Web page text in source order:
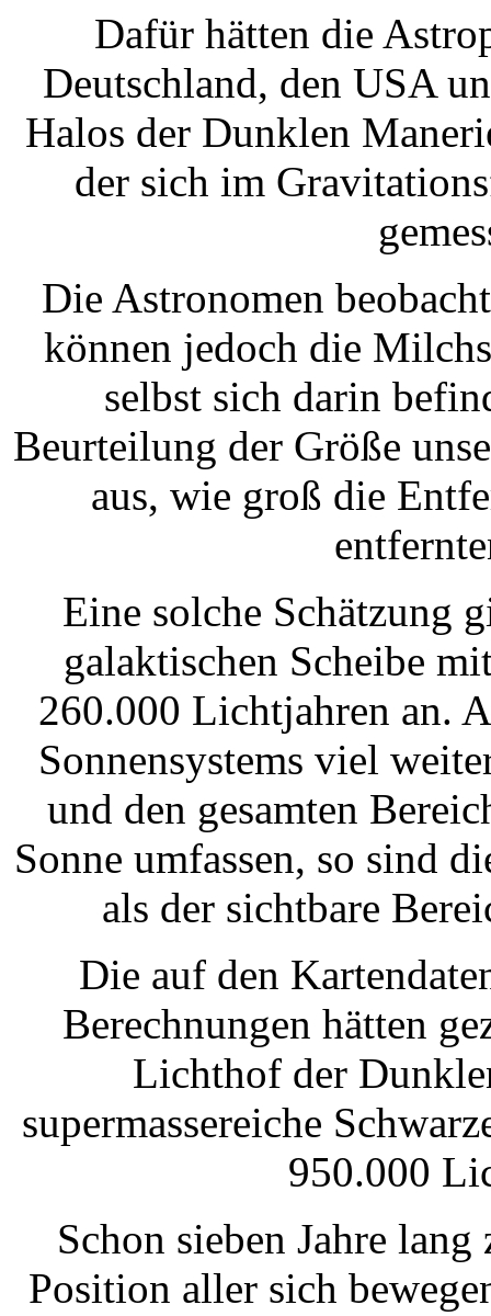
Dafür hätten die
Deutschland, den USA
Halos der Dunklen
der sich im
Die Astronomen
können jedoch die
selbst sich darin
Beurteilung der Größe
aus, wie groß die
Eine solche Schätzung
galaktischen Scheibe
260.000 Lichtjahren an.
Sonnensystems viel
und den gesamten
Sonne umfassen, so sind
als der sichtbare
Die auf den
Berechnungen hätten
Lichthof der
supermassereiche
950.000
Schon sieben Jahre
Position aller sich